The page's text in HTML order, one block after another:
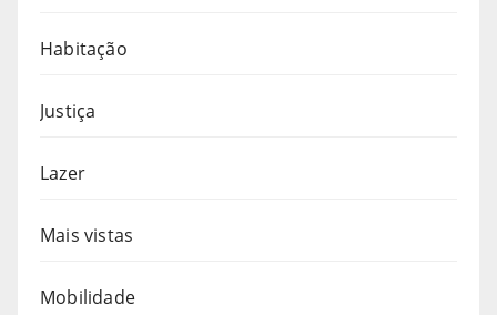
Habitação
Justiça
Lazer
Mais vistas
Mobilidade